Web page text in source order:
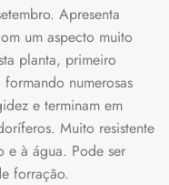
Apresenta
um aspecto muito
planta, primeiro
numerosas
e terminam em
Muito resistente
e à água. Pode ser
forração.